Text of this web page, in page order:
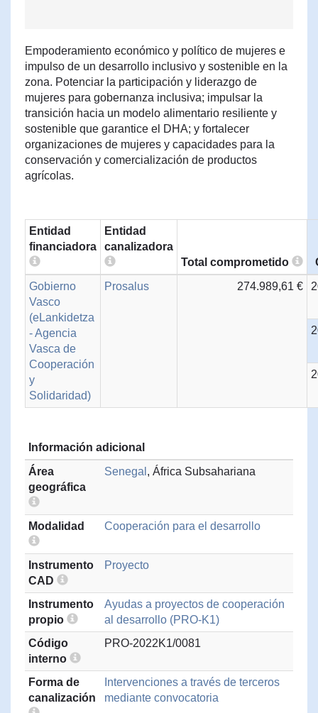
Empoderamiento económico y político de mujeres e
impulso de un desarrollo inclusivo y sostenible en la
zona. Potenciar la participación y liderazgo de
mujeres para gobernanza inclusiva; impulsar la
transición hacia un modelo alimentario resiliente y
sostenible que garantice el DHA; y fortalecer
organizaciones de mujeres y capacidades para la
conservación y comercialización de productos
agrícolas.
Entidad
financiadora
Entidad
canalizadora
Total comprometido
Gobierno
Vasco
(eLankidetza
- Agencia
Vasca de
Cooperación
y
Solidaridad)
Prosalus 274.989,61 €
Información adicional
Área
geográfica
Senegal , África Subsahariana
Modalidad Cooperación para el desarrollo
Instrumento
CAD
Proyecto
Instrumento
propio
Ayudas a proyectos de cooperación
al desarrollo (PRO-K1)
Código
interno
PRO-2022K1/0081
Forma de
canalización
Intervenciones a través de terceros
mediante convocatoria